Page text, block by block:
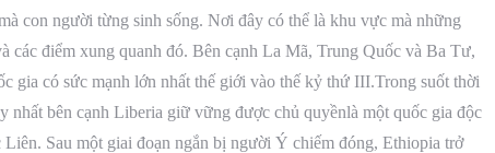
con người từng sinh sống. Nơi đây có thể là khu vực mà những
các điểm xung quanh đó. Bên cạnh La Mã, Trung Quốc và Ba Tư,
gia có sức mạnh lớn nhất thế giới vào thế kỷ thứ III.Trong suốt thời
nhất bên cạnh Liberia giữ vững được chủ quyềnlà một quốc gia độc
Sau một giai đoạn ngắn bị người Ý chiếm đóng, Ethiopia trở